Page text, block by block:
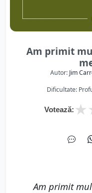
Am primit
Autor: Jim
Dificultate:
Votează: ★
Am primit